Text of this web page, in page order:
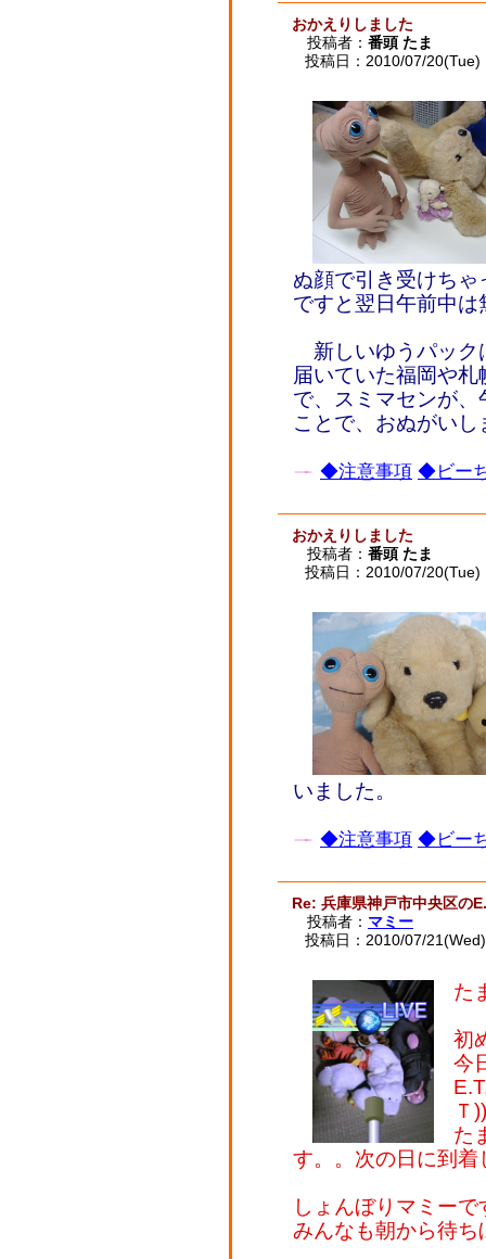
おかえりしました
投稿者： 番頭 たま
投稿日：2010/07/
ぬ顔で引き受けち
ですと翌日午前中
新しいゆうパック
届いていた福岡や
で、スミマセンが
ことで、おぬがいし
◆注意事項 ◆ビー
おかえりしました
投稿者： 番頭 たま
投稿日：2010/07/
いました。
◆注意事項 ◆ビー
Re: 兵庫県神戸市中央区の
投稿者： マミー
投稿日：2010/07/
た
初
今
Ｔ
た
す。。次の日に到着
しょんぼりマミーで
みんなも朝から待